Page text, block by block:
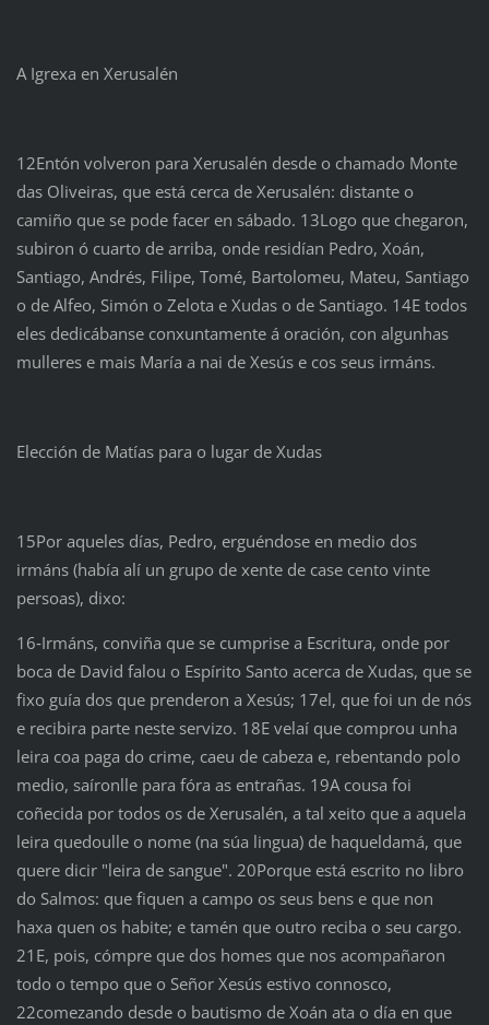
A Igrexa en Xerusalén
12Entón volveron para Xerusalén desde o chamado Monte
das Oliveiras, que está cerca de Xerusalén: distante o
camiño que se pode facer en sábado. 13Logo que chegaron,
subiron ó cuarto de arriba, onde residían Pedro, Xoán,
Santiago, Andrés, Filipe, Tomé, Bartolomeu, Mateu, Santiago
o de Alfeo, Simón o Zelota e Xudas o de Santiago. 14E todos
eles dedicábanse conxuntamente á oración, con algunhas
mulleres e mais María a nai de Xesús e cos seus irmáns.
Elección de Matías para o lugar de Xudas
15Por aqueles días, Pedro, erguéndose en medio dos
irmáns (había alí un grupo de xente de case cento vinte
persoas), dixo:
16‑Irmáns, conviña que se cumprise a Escritura, onde por
boca de David falou o Espírito Santo acerca de Xudas, que se
fixo guía dos que prenderon a Xesús; 17el, que foi un de nós
e recibira parte neste servizo. 18E velaí que comprou unha
leira coa paga do crime, caeu de cabeza e, rebentando polo
medio, saíronlle para fóra as entrañas. 19A cousa foi
coñecida por todos os de Xerusalén, a tal xeito que a aquela
leira quedoulle o nome (na súa lingua) de haqueldamá, que
quere dicir "leira de sangue". 20Porque está escrito no libro
do Salmos: que fiquen a campo os seus bens e que non
haxa quen os habite; e tamén que outro reciba o seu cargo.
21E, pois, cómpre que dos homes que nos acompañaron
todo o tempo que o Señor Xesús estivo connosco,
22comezando desde o bautismo de Xoán ata o día en que